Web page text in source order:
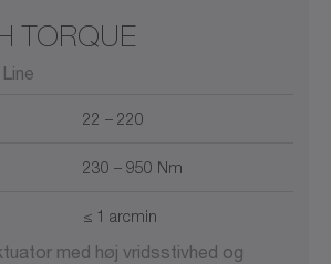
TORQUE
22 – 220
230 – 950 Nm
≤ 1 arcmin
med høj vridsstivhed og